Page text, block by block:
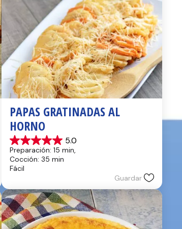
PAPAS GRATINADAS AL
HORNO
5.0
5.0
de
5
estrellas.
reseñas
Preparación: 15 min,
Cocción: 35 min
Fácil
Guardar